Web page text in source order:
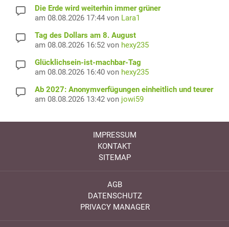
Die Erde wird weiterhin immer grüner
am 08.08.2026 17:44 von Lara1
Tag des Dollars am 8. August
am 08.08.2026 16:52 von hexy235
Glücklichsein-ist-machbar-Tag
am 08.08.2026 16:40 von hexy235
Ab 2027: Anonymverfügungen einheitlich und teurer
am 08.08.2026 13:42 von jowi59
IMPRESSUM
KONTAKT
SITEMAP
AGB
DATENSCHUTZ
PRIVACY MANAGER